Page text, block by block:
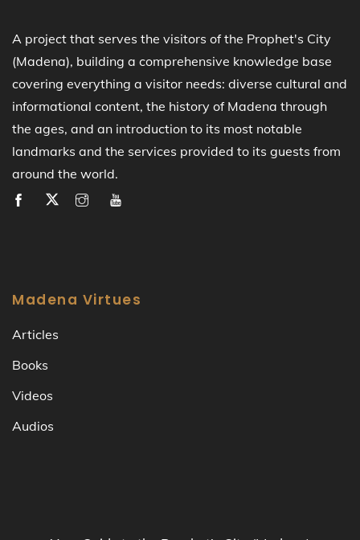
A project that serves the visitors of the Prophet's City
(Madena), building a comprehensive knowledge base
covering everything a visitor needs: diverse cultural and
informational content, the history of Madena through
the ages, and an introduction to its most notable
landmarks and the services provided to its guests from
around the world.
Madena Virtues
Articles
Books
Videos
Audios